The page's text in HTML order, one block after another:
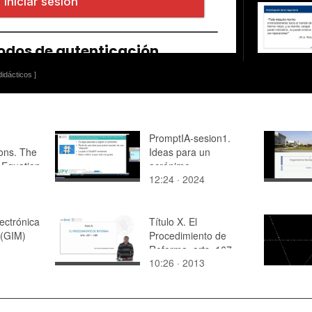
]
The
PromptIA-sesion1.
Ideas para un
acrónimo
12:24 · 2024
Título X. El
Procedimiento de
Reforma. arts. 167 -
168
10:26 · 2013